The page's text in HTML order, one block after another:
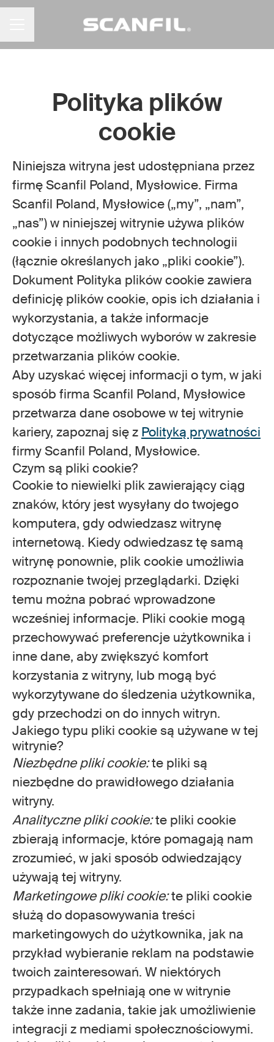
Polityka plików
cookie
Niniejsza witryna jest udostępniana przez
firmę Scanfil Poland, Mysłowice. Firma
Scanfil Poland, Mysłowice („my”, „nam”,
„nas”) w niniejszej witrynie używa plików
cookie i innych podobnych technologii
(łącznie określanych jako „pliki cookie”).
Dokument Polityka plików cookie zawiera
definicję plików cookie, opis ich działania i
wykorzystania, a także informacje
dotyczące możliwych wyborów w zakresie
przetwarzania plików cookie.
Aby uzyskać więcej informacji o tym, w jaki
sposób firma Scanfil Poland, Mysłowice
przetwarza dane osobowe w tej witrynie
kariery, zapoznaj się z Polityką prywatności
firmy Scanfil Poland, Mysłowice.
Czym są pliki cookie?
Cookie to niewielki plik zawierający ciąg
znaków, który jest wysyłany do twojego
komputera, gdy odwiedzasz witrynę
internetową. Kiedy odwiedzasz tę samą
witrynę ponownie, plik cookie umożliwia
rozpoznanie twojej przeglądarki. Dzięki
temu można pobrać wprowadzone
wcześniej informacje. Pliki cookie mogą
przechowywać preferencje użytkownika i
inne dane, aby zwiększyć komfort
korzystania z witryny, lub mogą być
wykorzytywane do śledzenia użytkownika,
gdy przechodzi on do innych witryn.
Jakiego typu pliki cookie są używane w tej
witrynie?
Niezbędne pliki cookie:te pliki są
niezbędne do prawidłowego działania
witryny.
Analityczne pliki cookie:te pliki cookie
zbierają informacje, które pomagają nam
zrozumieć, w jaki sposób odwiedzający
używają tej witryny.
Marketingowe pliki cookie:te pliki cookie
służą do dopasowywania treści
marketingowych do użytkownika, jak na
przykład wybieranie reklam na podstawie
twoich zainteresowań. W niektórych
przypadkach spełniają one w witrynie
także inne zadania, takie jak umożliwienie
integracji z mediami społecznościowymi.